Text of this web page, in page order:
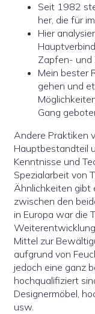
Seit 1982
her, die für
Hier
Zapfen- und
Mein bester
gehen und
Gang
Andere Praktiken
Hauptbestandteil
Kenntnisse und
Spezialarbeit von
Ähnlichkeiten gibt
zwischen den
in Europa war die
Mittel zur
aufgrund von
jedoch eine ganz
hochqualifiziert
Designermöbel,
usw.